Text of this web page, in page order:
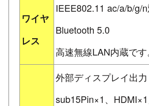
ワイヤ
レス
IEEE802.11 ac/a/b/g/
Bluetooth 5.0
高速無線LAN内蔵です
外部ディスプレイ出
sub15Pin×1、HDMI×1